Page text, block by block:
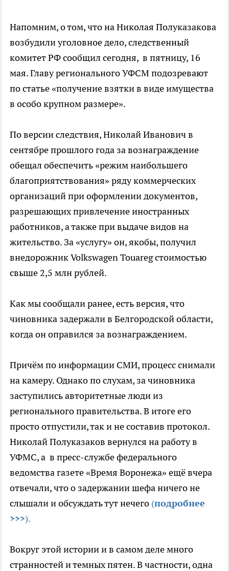
Напомним, о том, что на Николая Полуказакова
возбудили уголовное дело, следственный
комитет РФ сообщил сегодня, в пятницу, 16
мая. Главу регионального УФСМ подозревают
по статье «получение взятки в виде имущества
в особо крупном размере».
По версии следствия, Николай Иванович в
сентябре прошлого года за вознаграждение
обещал обеспечить «режим наибольшего
благоприятствования» ряду коммерческих
организаций при оформлении документов,
разрешающих привлечение иностранных
работников, а также при выдаче видов на
жительство. За «услугу» он, якобы, получил
внедорожник Volkswagen Touareg стоимостью
свыше 2,5 млн рублей.
Как мы сообщали ранее, есть версия, что
чиновника задержали в Белгородской области,
когда он оправился за вознаграждением.
Причём по информации СМИ, процесс снимали
на камеру. Однако по слухам, за чиновника
заступились авторитетные люди из
регионального правительства. В итоге его
просто отпустили, так и не составив протокол.
Николай Полуказаков вернулся на работу в
УФМС, а в пресс-службе федерального
ведомства газете «Время Воронежа» ещё вчера
отвечали, что о задержании шефа ничего не
слышали и обсуждать тут нечего (подробнее
>>>).
Вокруг этой истории и в самом деле много
странностей и темных пятен. В частности, одна